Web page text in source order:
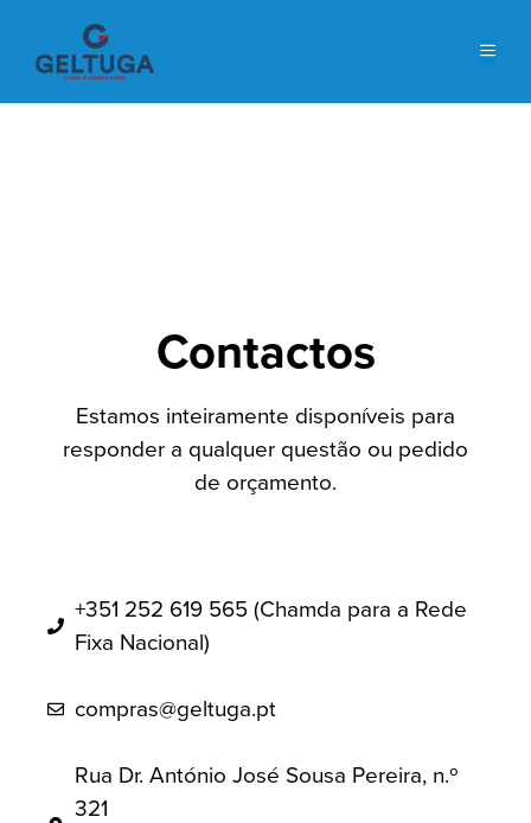
Contactos
Estamos inteiramente disponíveis para
responder a qualquer questão ou pedido
de orçamento.
+351 252 619 565 (Chamda para a Rede
Fixa Nacional)
compras@geltuga.pt
Rua Dr. António José Sousa Pereira, n.º
321